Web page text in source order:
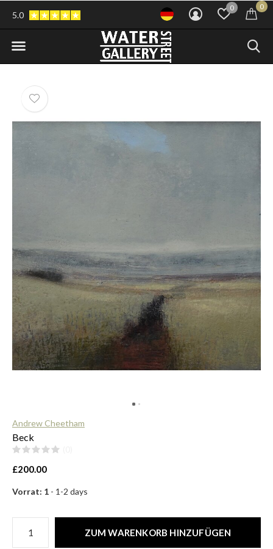
0 0
5.0
Andrew Cheetham
Beck
£200.00
Vorrat: 1 - 1-2 days
ZUM WARENKORB HINZUFÜGEN